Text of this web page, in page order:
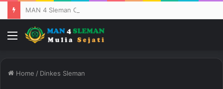
Menu
Home / Dinkes Sleman